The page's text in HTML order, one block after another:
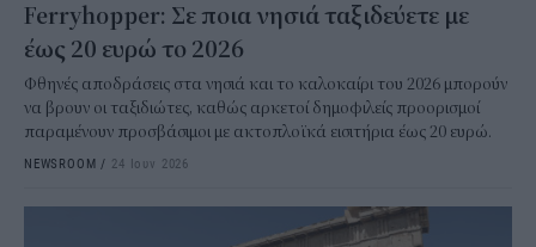
Ferryhopper: Σε ποια νησιά ταξιδεύετε με
έως 20 ευρώ το 2026
Φθηνές αποδράσεις στα νησιά και το καλοκαίρι του 2026 μπορούν
να βρουν οι ταξιδιώτες, καθώς αρκετοί δημοφιλείς προορισμοί
παραμένουν προσβάσιμοι με ακτοπλοϊκά εισιτήρια έως 20 ευρώ.
NEWSROOM / 24 Ιουν 2026